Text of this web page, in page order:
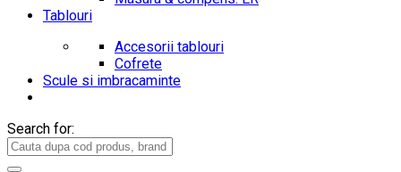
Tablouri
Accesorii tablouri
Cofrete
Scule si imbracaminte
Search for: